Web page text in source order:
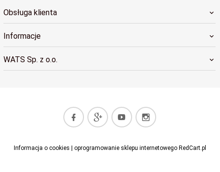
Obsługa klienta
Informacje
WATS Sp. z o.o.
kwyrwalec@wats.pl
Informacja o cookies | oprogramowanie sklepu internetowego RedCart.pl